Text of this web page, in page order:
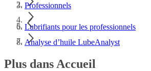
Professionnels
Lubrifiants pour les professionnels
Analyse d’huile LubeAnalyst
Plus dans Accueil